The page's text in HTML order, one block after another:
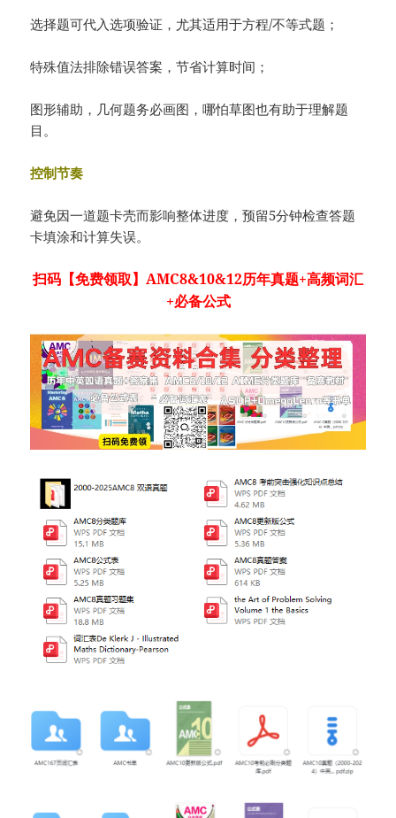
选择题可代入选项验证，尤其适用于方程/不等式题；
特殊值法排除错误答案，节省计算时间；
图形辅助，几何题务必画图，哪怕草图也有助于理解题
目。
控制节奏
避免因一道题卡壳而影响整体进度，预留5分钟检查答题
卡填涂和计算失误。
扫码 【免费领取】AMC8&10&12历年真题+高频词汇
+必备公式